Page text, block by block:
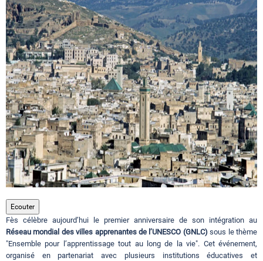
Circuits touristiques
Tourisme
Régions
Hotels
Evenements
Contact
Ecouter
Fès célèbre aujourd’hui le premier anniversaire de son intégration au
Réseau mondial des villes apprenantes de l’UNESCO (GNLC) sous le thème
"Ensemble pour l’apprentissage tout au long de la vie". Cet événement,
organisé en partenariat avec plusieurs institutions éducatives et